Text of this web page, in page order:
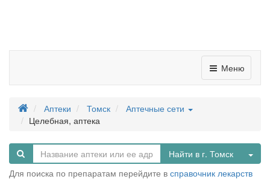
Меню
Аптеки Томск
Аптечные сети
Целебная, аптека
Найти в г. Томск
Для поиска по препаратам перейдите в справочник лекарств